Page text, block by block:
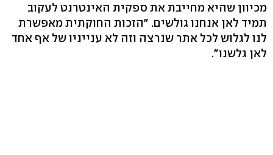
מכיוון שהיא מחייבת את ספקית האינטרנט לעקוב
תמיד לאן אנחנו גולשים. "הזכות החוקתית מאפשרת
לנו לגלוש לכל אתר שנרצה וזה לא ענייניו של אף אחד
לאן גלשנו".